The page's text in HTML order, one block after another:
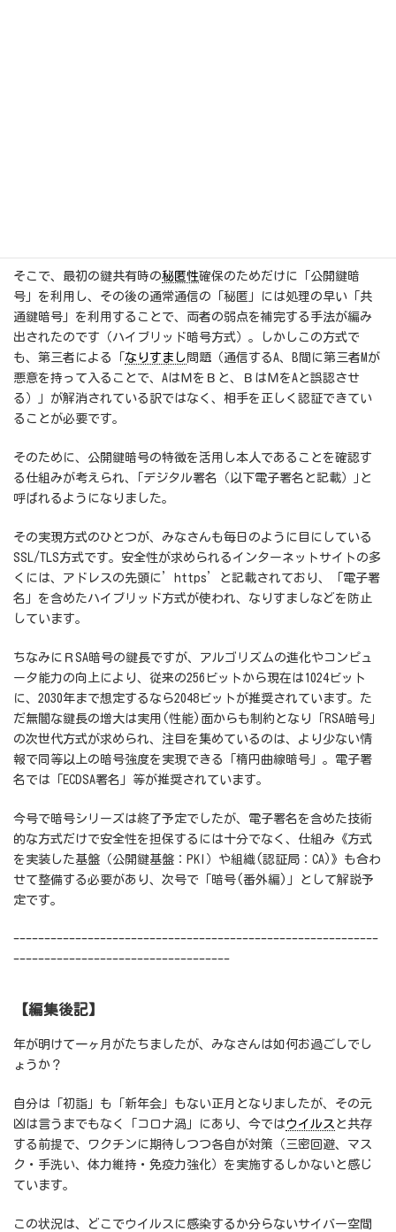
そこで、最初の鍵共有時の秘匿性確保のためだけに「公開鍵暗
号」を利用し、その後の通常通信の「秘匿」には処理の早い「共
通鍵暗号」を利用することで、両者の弱点を補完する手法が編み
出されたのです（ハイブリッド暗号方式）。しかしこの方式で
も、第三者による「 なりすまし問題（通信するA、B間に第三者Mが
悪意を持って入ることで、AはＭをＢと、ＢはＭをAと誤認させ
る）」が解消されている訳ではなく、相手を正しく認証できてい
ることが必要です。
そのために、公開鍵暗号の特徴を活用し本人であることを確認す
る仕組みが考えられ、｢デジタル署名（以下電子署名と記載）｣と
呼ばれるようになりました。
その実現方式のひとつが、みなさんも毎日のように目にしている
SSL/TLS方式です。安全性が求められるインターネットサイトの多
くには、アドレスの先頭に’https’と記載されており、「電子署
名」を含めたハイブリッド方式が使われ、なりすましなどを防止
しています。
ちなみにＲSA暗号の鍵長ですが、アルゴリズムの進化やコンピュ
ータ能力の向上により、従来の256ビットから現在は1024ビット
に、2030年まで想定するなら2048ビットが推奨されています。た
だ無闇な鍵長の増大は実用(性能)面からも制約となり「RSA暗号」
の次世代方式が求められ、注目を集めているのは、より少ない情
報で同等以上の暗号強度を実現できる「楕円曲線暗号」。電子署
名では「ECDSA署名」等が推奨されています。
今号で暗号シリーズは終了予定でしたが、電子署名を含めた技術
的な方式だけで安全性を担保するには十分でなく、仕組み《方式
を実装した基盤（公開鍵基盤：PKI）や組織(認証局：CA)》も合わ
せて整備する必要があり、次号で「暗号(番外編)」として解説予
定です。
-----------------------------------------------------------
-----------------------------------
【編集後記】
年が明けて一ヶ月がたちましたが、みなさんは如何お過ごしでし
ょうか？
自分は「初詣」も「新年会」もない正月となりましたが、その元
凶は言うまでもなく「コロナ渦」にあり、今では ウイルス と共存
する前提で、ワクチンに期待しつつ各自が対策（三密回避、マス
ク・手洗い、体力維持・免疫力強化）を実施するしかないと感じ
ています。
この状況は、どこでウイルスに感染するか分らないサイバー空間